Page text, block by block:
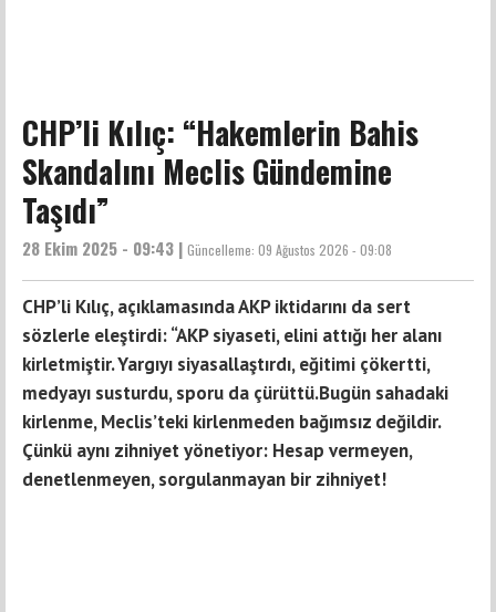
CHP’li Kılıç: “Hakemlerin Bahis
Skandalını Meclis Gündemine
Taşıdı”
28 Ekim 2025 - 09:43 | Güncelleme: 09 Ağustos 2026 - 09:08
CHP’li Kılıç, açıklamasında AKP iktidarını da sert
sözlerle eleştirdi: “AKP siyaseti, elini attığı her alanı
kirletmiştir. Yargıyı siyasallaştırdı, eğitimi çökertti,
medyayı susturdu, sporu da çürüttü.Bugün sahadaki
kirlenme, Meclis’teki kirlenmeden bağımsız değildir.
Çünkü aynı zihniyet yönetiyor: Hesap vermeyen,
denetlenmeyen, sorgulanmayan bir zihniyet!